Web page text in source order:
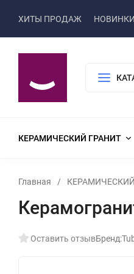
ХИТЫ ПРОДАЖ НОВИНКИ
КЕРАМИЧЕСКИЙ ГРАНИТ
Главная /
Оставить отзывБренд: